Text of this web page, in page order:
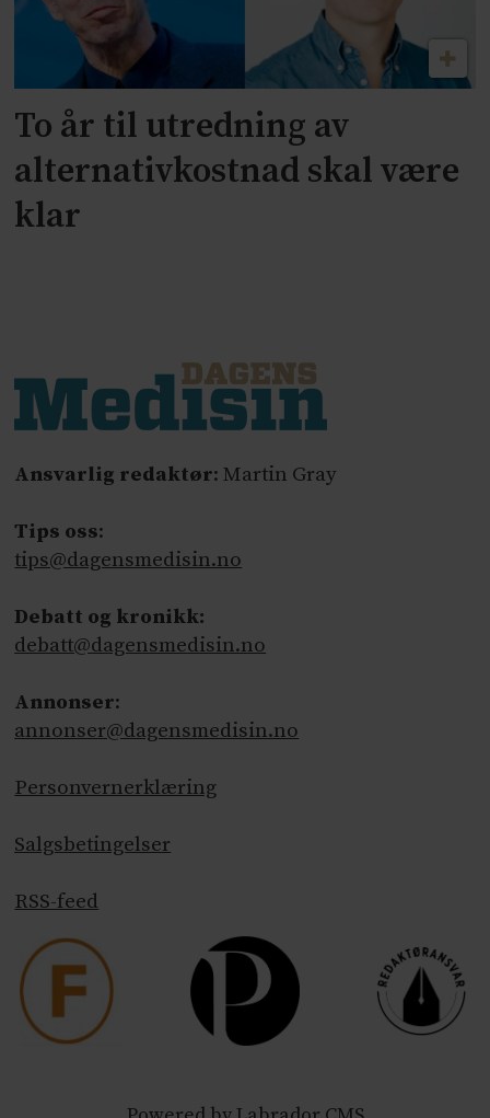
To år til utredning av
alternativkostnad skal være
klar
Ansvarlig redaktør: Martin Gray
Tips oss:
tips@dagensmedisin.no
Debatt og kronikk:
debatt@dagensmedisin.no
Annonser:
annonser@dagensmedisin.no
Personvernerklæring
Salgsbetingelser
RSS-feed